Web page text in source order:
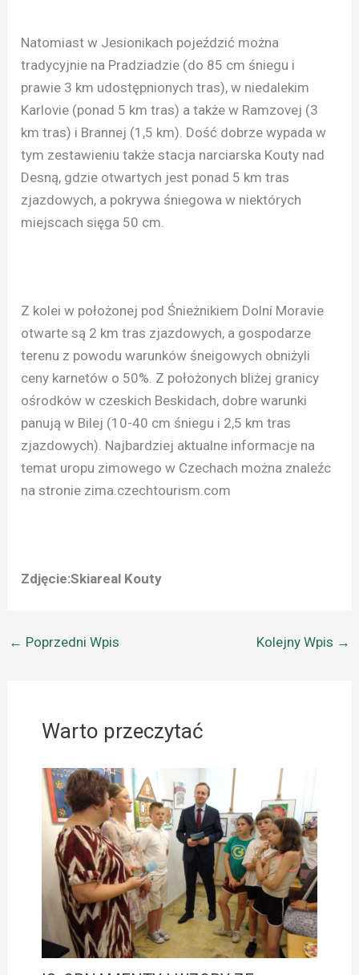
Natomiast w Jesionikach pojeździć można
tradycyjnie na Pradziadzie (do 85 cm śniegu i
prawie 3 km udostępnionych tras), w niedalekim
Karlovie (ponad 5 km tras) a także w Ramzovej (3
km tras) i Brannej (1,5 km). Dość dobrze wypada w
tym zestawieniu także stacja narciarska Kouty nad
Desną, gdzie otwartych jest ponad 5 km tras
zjazdowych, a pokrywa śniegowa w niektórych
miejscach sięga 50 cm.
Z kolei w położonej pod Śnieżnikiem Dolní Moravie
otwarte są 2 km tras zjazdowych, a gospodarze
terenu z powodu warunków śneigowych obniżyli
ceny karnetów o 50%. Z położonych bliżej granicy
ośrodków w czeskich Beskidach, dobre warunki
panują w Bilej (10-40 cm śniegu i 2,5 km tras
zjazdowych). Najbardziej aktualne informacje na
temat uropu zimowego w Czechach można znaleźc
na stronie zima.czechtourism.com
Zdjęcie:Skiareal Kouty
← Poprzedni Wpis Kolejny Wpis →
Warto przeczytać